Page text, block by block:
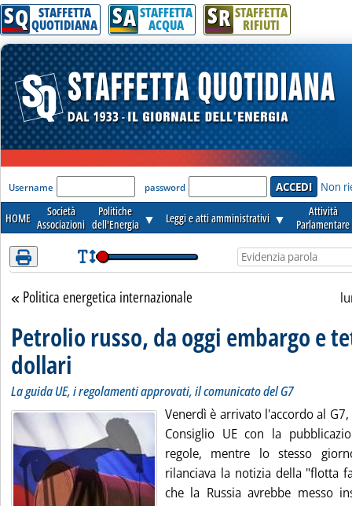
Attenzione! Esegui l'accesso per lèggere interamente la notizia.
SQ STAFFETTA
QUOTIDIANA SA STAFFETTA
ACQUA SR STAFFETTA
RIFIUTI
'Modulo Login per accedere'
Username password Non
HOME
Società
Associazioni
Politiche
dell'Energia ▼ Leggi e atti amministrativi ▼
Attività
Parlamentare
Torna alla sezione
Politica energetica internazionale
Petrolio russo, da oggi embargo e
dollari
La guida UE, i regolamenti approvati, il comunicato del G7
Venerdì è arrivato l'accordo al
Consiglio UE con la
regole, mentre lo stesso
rilanciava la notizia della "flotta
che la Russia avrebbe messo